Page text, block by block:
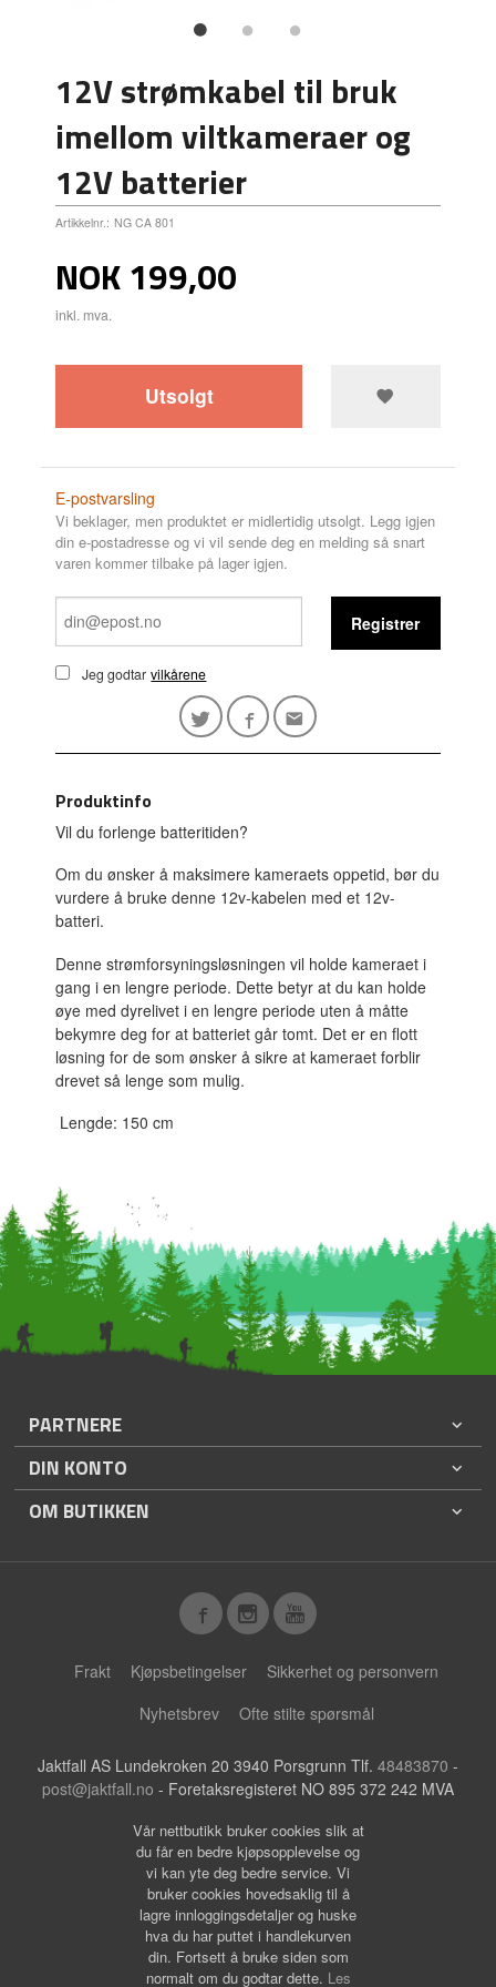
12V strømkabel til bruk
imellom viltkameraer og
12V batterier
Artikkelnr.: NG CA 801
Pris
NOK199,00
inkl. mva.
Utsolgt
E-postvarsling
Vi beklager, men produktet er midlertidig utsolgt. Legg igjen
din e-postadresse og vi vil sende deg en melding så snart
varen kommer tilbake på lager igjen.
Jeg godtar vilkårene
Registrer
Produktinfo
Vil du forlenge batteritiden?
Om du ønsker å maksimere kameraets oppetid, bør du
vurdere å bruke denne 12v-kabelen med et 12v-
batteri.
Denne strømforsyningsløsningen vil holde kameraet i
gang i en lengre periode. Dette betyr at du kan holde
øye med dyrelivet i en lengre periode uten å måtte
bekymre deg for at batteriet går tomt. Det er en flott
løsning for de som ønsker å sikre at kameraet forblir
drevet så lenge som mulig.
Lengde: 150 cm
PARTNERE
DIN KONTO
OM BUTIKKEN
Frakt Kjøpsbetingelser
Sikkerhet og personvern
Nyhetsbrev
Ofte stilte spørsmål
Jaktfall AS Lundekroken 20 3940 Porsgrunn Tlf. 48483870 -
post@jaktfall.no - Foretaksregisteret NO 895 372 242 MVA
Vår nettbutikk bruker cookies slik at
du får en bedre kjøpsopplevelse og
vi kan yte deg bedre service. Vi
bruker cookies hovedsaklig til å
lagre innloggingsdetaljer og huske
hva du har puttet i handlekurven
din. Fortsett å bruke siden som
normalt om du godtar dette. Les